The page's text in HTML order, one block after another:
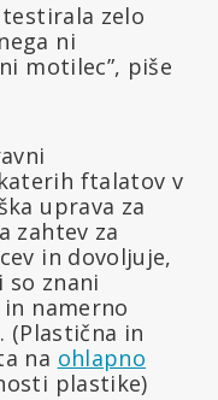
testirala zelo
ni
motilec”, piše
ftalatov v
uprava za
zahtev za
in dovoljuje,
so znani
namerno
(Plastična in
na ohlapno
plastike)